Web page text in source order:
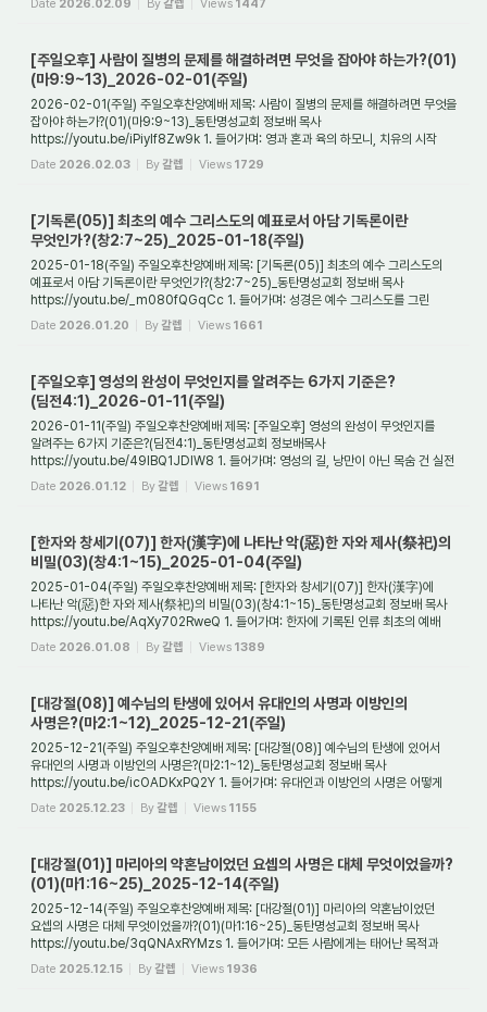
Date 2026.02.09 By갈렙 Views 1447
[주일오후] 사람이 질병의 문제를 해결하려면 무엇을 잡아야 하는가?(01)
(마9:9~13)_2026-02-01(주일)
2026-02-01(주일) 주일오후찬양예배 제목: 사람이 질병의 문제를 해결하려면 무엇을
잡아야 하는가?(01)(마9:9~13)_동탄명성교회 정보배 목사
https://youtu.be/iPiylf8Zw9k 1. 들어가며: 영과 혼과 육의 하모니, 치유의 시작
인간의 삶에서 질병만큼 무거운 ...
Date 2026.02.03 By갈렙 Views 1729
[기독론(05)] 최초의 예수 그리스도의 예표로서 아담 기독론이란
무엇인가?(창2:7~25)_2025-01-18(주일)
2025-01-18(주일) 주일오후찬양예배 제목: [기독론(05)] 최초의 예수 그리스도의
예표로서 아담 기독론이란 무엇인가?(창2:7~25)_동탄명성교회 정보배 목사
https://youtu.be/_m080fQGqCc 1. 들어가며: 성경은 예수 그리스도를 그린
거대한 퍼즐이다 우리가 성...
Date 2026.01.20 By갈렙 Views 1661
[주일오후] 영성의 완성이 무엇인지를 알려주는 6가지 기준은?
(딤전4:1)_2026-01-11(주일)
2026-01-11(주일) 주일오후찬양예배 제목: [주일오후] 영성의 완성이 무엇인지를
알려주는 6가지 기준은?(딤전4:1)_동탄명성교회 정보배목사
https://youtu.be/49lBQ1JDIW8 1. 들어가며: 영성의 길, 낭만이 아닌 목숨 건 실전
많은 성도가 영적인 세계를 동경...
Date 2026.01.12 By갈렙 Views 1691
[한자와 창세기(07)] 한자(漢字)에 나타난 악(惡)한 자와 제사(祭祀)의
비밀(03)(창4:1~15)_2025-01-04(주일)
2025-01-04(주일) 주일오후찬양예배 제목: [한자와 창세기(07)] 한자(漢字)에
나타난 악(惡)한 자와 제사(祭祀)의 비밀(03)(창4:1~15)_동탄명성교회 정보배 목사
https://youtu.be/AqXy702RweQ 1. 들어가며: 한자에 기록된 인류 최초의 예배
우리는 지난 시간...
Date 2026.01.08 By갈렙 Views 1389
[대강절(08)] 예수님의 탄생에 있어서 유대인의 사명과 이방인의
사명은?(마2:1~12)_2025-12-21(주일)
2025-12-21(주일) 주일오후찬양예배 제목: [대강절(08)] 예수님의 탄생에 있어서
유대인의 사명과 이방인의 사명은?(마2:1~12)_동탄명성교회 정보배 목사
https://youtu.be/icOADKxPQ2Y 1. 들어가며: 유대인과 이방인의 사명은 어떻게
다른가? 대강절 여덟 번...
Date 2025.12.23 By갈렙 Views 1155
[대강절(01)] 마리아의 약혼남이었던 요셉의 사명은 대체 무엇이었을까?
(01)(마1:16~25)_2025-12-14(주일)
2025-12-14(주일) 주일오후찬양예배 제목: [대강절(01)] 마리아의 약혼남이었던
요셉의 사명은 대체 무엇이었을까?(01)(마1:16~25)_동탄명성교회 정보배 목사
https://youtu.be/3qQNAxRYMzs 1. 들어가며: 모든 사람에게는 태어난 목적과
사명이 있다 이번 시간...
Date 2025.12.15 By갈렙 Views 1936